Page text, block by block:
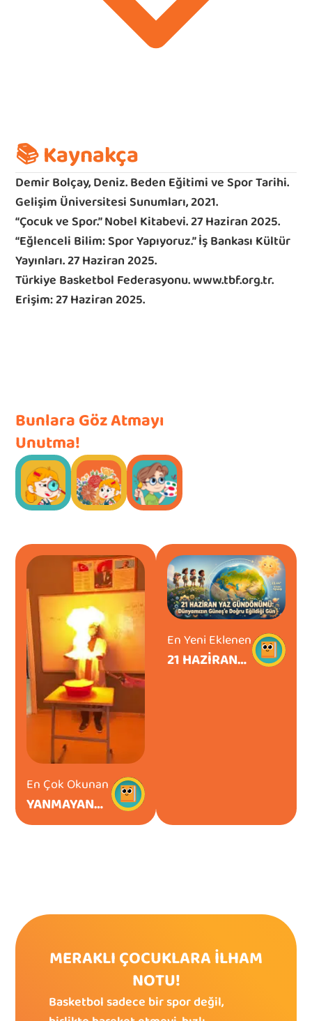
📚 Kaynakça
Demir Bolçay, Deniz. Beden Eğitimi ve Spor Tarihi.
Gelişim Üniversitesi Sunumları, 2021.
“Çocuk ve Spor.” Nobel Kitabevi. 27 Haziran 2025.
“Eğlenceli Bilim: Spor Yapıyoruz.” İş Bankası Kültür
Yayınları. 27 Haziran 2025.
Türkiye Basketbol Federasyonu. www.tbf.org.tr.
Erişim: 27 Haziran 2025.
Bunlara Göz Atmayı
Unutma!
En Çok Okunan
YANMAYAN
EL DENEYI
En Yeni Eklenen
21 HAZIRAN
MERAKLI ÇOCUKLARA İLHAM
NOTU!
Basketbol sadece bir spor değil,